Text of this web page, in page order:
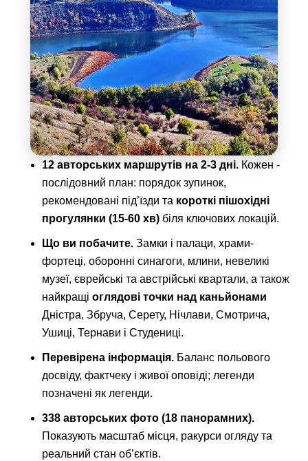
12 авторських маршрутів на 2-3 дні. Кожен -
послідовний план: порядок зупинок,
рекомендовані під’їзди та короткі пішохідні
прогулянки (15-60 хв) біля ключових локацій.
Що ви побачите. Замки і палаци, храми-
фортеці, оборонні синагоги, млини, невеликі
музеї, єврейські та австрійські квартали, а також
найкращіоглядові точки над каньйонами
Дністра, Збруча, Серету, Нічлави, Смотрича,
Ушиці, Тернави і Студениці.
Перевірена інформація. Баланс польового
досвіду, фактчеку і живої оповіді; легенди
позначені як легенди.
338 авторських фото (18 панорамних).
Показують масштаб місця, ракурси огляду та
реальний стан об’єктів.